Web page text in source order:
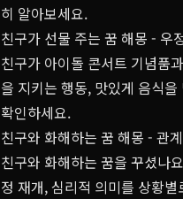
히 알아보세요.
친구가 선물 주는 꿈 해몽 - 우
친구가 아이돌 콘서트 기념품
을 지키는 행동, 맛있게 음식
확인하세요.
친구와 화해하는 꿈 해몽 - 관
친구와 화해하는 꿈을 꾸셨나
정 재개, 심리적 의미를 상황